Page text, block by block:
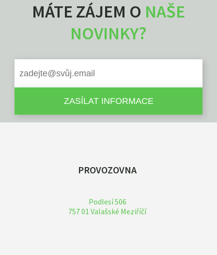
MÁTE ZÁJEM O NAŠE
NOVINKY?
PROVOZOVNA
Podlesí 506
757 01 Valašské Meziříčí